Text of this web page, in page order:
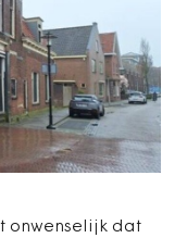
onwenselijk dat